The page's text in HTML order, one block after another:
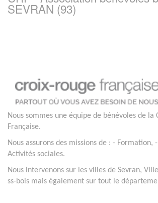
SEVRAN (93)
Nous sommes une équipe de bénévoles de la
Française.
Nous assurons des missions de : - Formation,
Activités sociales.
Nous intervenons sur les villes de Sevran,
ss-bois mais également sur tout le